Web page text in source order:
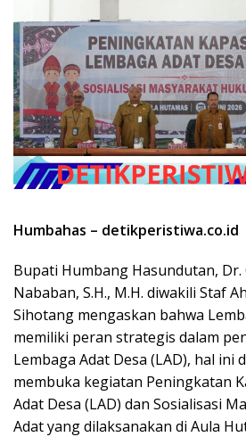
Humbahas – detikperistiwa.co.id
Bupati Humbang Hasundutan, Dr.
Nababan, S.H., M.H. diwakili Staf
Sihotang mengaskan bahwa
memiliki peran strategis dalam
Lembaga Adat Desa (LAD), hal ini
membuka kegiatan Peningkatan
Adat Desa (LAD) dan Sosialisasi
Adat yang dilaksanakan di Aula